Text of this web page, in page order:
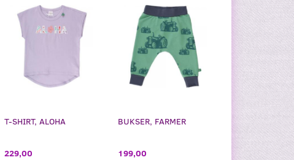
T-SHIRT, ALOHA
229,00
BUKSER, FARMER
199,00